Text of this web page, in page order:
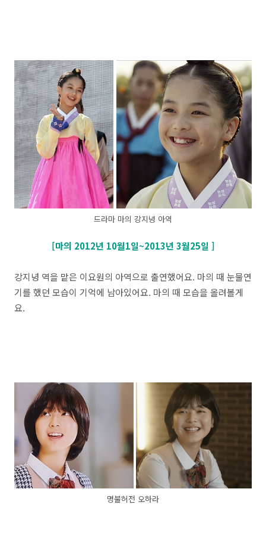
드라마 마의 강지녕 아역
[마의 2012년 10월1일~2013년 3월25일 ]
강지녕 역을 맡은 이요원의 아역으로 출연했어요. 마의 때 눈물연
기를 했던 모습이 기억에 남아있어요. 마의 때 모습을 올려볼게
요.
명불허전 오하라